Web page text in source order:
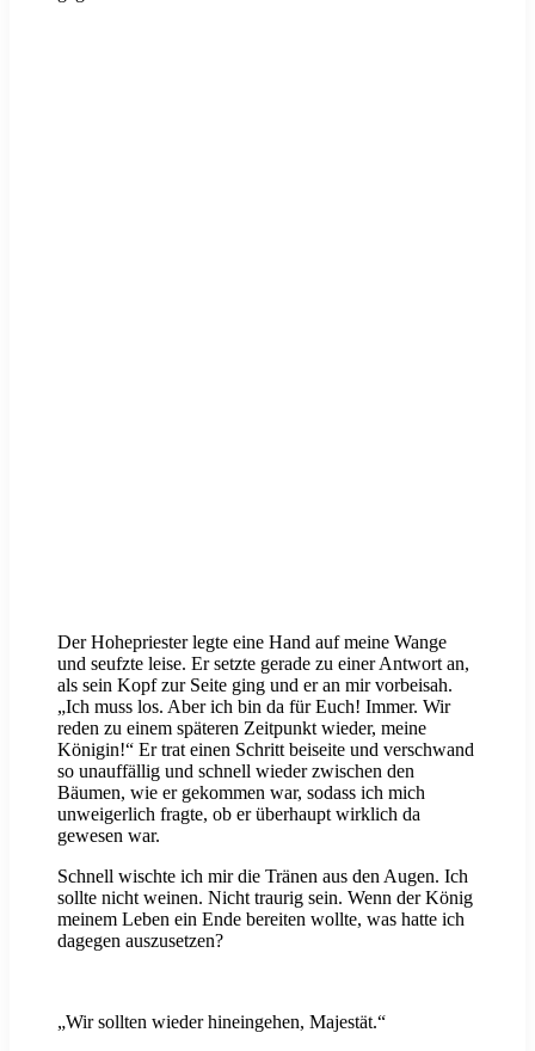
Der Hohepriester legte eine Hand auf meine Wange
und seufzte leise. Er setzte gerade zu einer Antwort an,
als sein Kopf zur Seite ging und er an mir vorbeisah.
„Ich muss los. Aber ich bin da für Euch! Immer. Wir
reden zu einem späteren Zeitpunkt wieder, meine
Königin!“ Er trat einen Schritt beiseite und verschwand
so unauffällig und schnell wieder zwischen den
Bäumen, wie er gekommen war, sodass ich mich
unweigerlich fragte, ob er überhaupt wirklich da
gewesen war.
Schnell wischte ich mir die Tränen aus den Augen. Ich
sollte nicht weinen. Nicht traurig sein. Wenn der König
meinem Leben ein Ende bereiten wollte, was hatte ich
dagegen auszusetzen?
„Wir sollten wieder hineingehen, Majestät.“